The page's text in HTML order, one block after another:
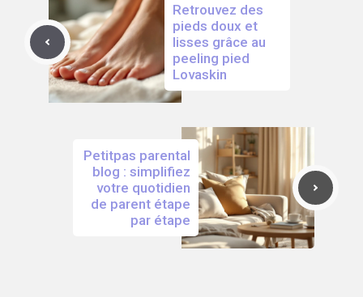
Retrouvez des
pieds doux et
lisses grâce au
peeling pied
Lovaskin
Petitpas parental
blog : simplifiez
votre quotidien
de parent étape
par étape